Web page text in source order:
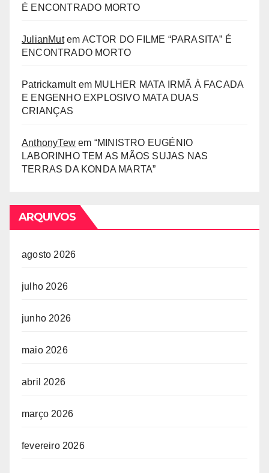
É ENCONTRADO MORTO
JulianMutem ACTOR DO FILME “PARASITA” É
ENCONTRADO MORTO
Patrickamultem MULHER MATA IRMÃ À FACADA
E ENGENHO EXPLOSIVO MATA DUAS
CRIANÇAS
AnthonyTew em “MINISTRO EUGÉNIO
LABORINHO TEM AS MÃOS SUJAS NAS
TERRAS DA KONDA MARTA”
ARQUIVOS
agosto 2026
julho 2026
junho 2026
maio 2026
abril 2026
março 2026
fevereiro 2026